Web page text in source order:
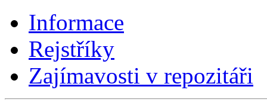
Informace
Rejstříky
Zajímavosti v repozitáři